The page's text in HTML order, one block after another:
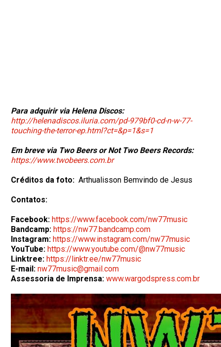
Para adquirir via Helena Discos:
http://helenadiscos.iluria.com/pd-979bf0-cd-n-w-77-
touching-the-terror-ep.html?ct=&p=1&s=1
Em breve via Two Beers or Not Two Beers Records:
https://www.twobeers.com.br
Créditos da foto: Arthualisson Bemvindo de Jesus
Contatos:
Facebook:https://www.facebook.com/nw77music
Bandcamp:https://nw77.bandcamp.com
Instagram: https://www.instagram.com/nw77music
YouTube:https://www.youtube.com/@nw77music
Linktree:https://linktr.ee/nw77music
E-mail: nw77music@gmail.com
Assessoria de Imprensa:www.wargodspress.com.br